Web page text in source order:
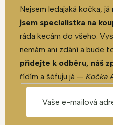
Nejsem ledajaká kočka,
jsem specialistka na
ráda kecám do všeho.
nemám ani zdání a bude
přidejte k odběru, náš
řídím a šéfuju já — Kočka